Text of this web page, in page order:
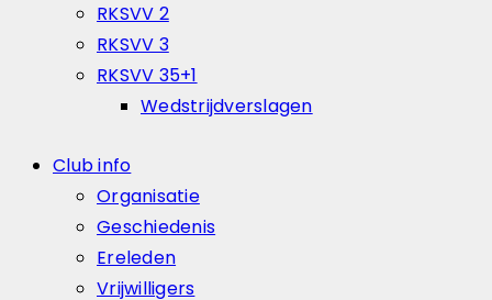
RKSVV 2
RKSVV 3
RKSVV 35+1
Wedstrijdverslagen
Club info
Organisatie
Geschiedenis
Ereleden
Vrijwilligers